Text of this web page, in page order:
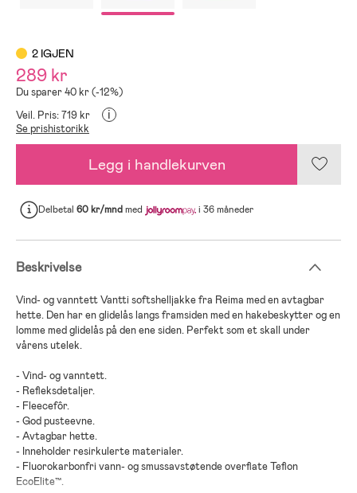
2 IGJEN
289 kr
Du sparer 40 kr (-12%)
Veil. Pris: 719 kr
i
Se prishistorikk
Legg i handlekurven
Delbetal 60 kr/mndmed i 36 måneder
Beskrivelse
Vind- og vanntett Vantti softshelljakke fra Reima med en avtagbar
hette. Den har en glidelås langs framsiden med en hakebeskytter og en
lomme med glidelås på den ene siden. Perfekt som et skall under
vårens utelek.
- Vind- og vanntett.
- Refleksdetaljer.
- Fleecefôr.
- God pusteevne.
- Avtagbar hette.
- Inneholder resirkulerte materialer.
- Fluorokarbonfri vann- og smussavstøtende overflate Teflon
EcoElite™.